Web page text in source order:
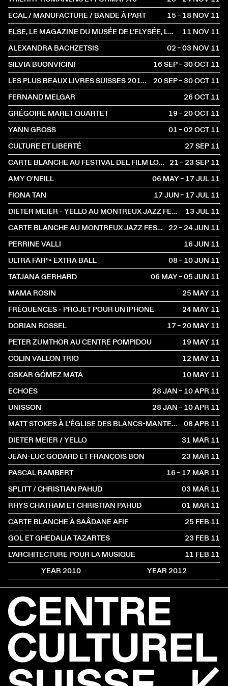
ECAL / MANUFACTURE / BANDE À PART
15 – 18 NOV2011
ELSE, LE MAGAZINE DU MUSÉE DE L’ELYSÉE, LAUSANNE
11 NOV2011
ALEXANDRA BACHZETSIS
02 – 03 NOV2011
SILVIA BUONVICINI
16 SEP – 30 OCT2011
LES PLUS BEAUX LIVRES SUISSES 2010 À LA LIBRAIRIE
20 SEP – 30 OCT2011
FERNAND MELGAR
26 OCT2011
GRÉGOIRE MARET QUARTET
19 – 20 OCT2011
YANN GROSS
01 – 02 OCT2011
CULTURE ET LIBERTÉ
27 SEP2011
CARTE BLANCHE AU FESTIVAL DEL FILM LOCARNO 21 – 23 SEP2011
AMY O'NEILL
06 MAY – 17 JUL2011
FIONA TAN
17 JUN – 17 JUL2011
DIETER MEIER - YELLO AU MONTREUX JAZZ FESTIVAL
13 JUL2011
CARTE BLANCHE AU MONTREUX JAZZ FESTIVAL
22 – 24 JUN2011
PERRINE VALLI
16 JUN2011
ULTRA FAR°• EXTRA BALL
08 – 10 JUN2011
TATJANA GERHARD
06 MAY – 05 JUN2011
MAMA ROSIN
25 MAY2011
FRÉQUENCES - PROJET POUR UN IPHONE
24 MAY2011
DORIAN ROSSEL
17 – 20 MAY2011
PETER ZUMTHOR AU CENTRE POMPIDOU
19 MAY2011
COLIN VALLON TRIO
12 MAY2011
OSKAR GÓMEZ MATA
10 MAY2011
ECHOES
28 JAN – 10 APR2011
UNISSON
28 JAN – 10 APR2011
MATT STOKES À L'ÉGLISE DES BLANCS-MANTEAUX
08 APR2011
DIETER MEIER / YELLO
31 MAR2011
JEAN-LUC GODARD ET FRANÇOIS BON
23 MAR2011
PASCAL RAMBERT
16 – 17 MAR2011
SPLITT / CHRISTIAN PAHUD
03 MAR2011
RHYS CHATHAM ET CHRISTIAN PAHUD
01 MAR2011
CARTE BLANCHE À SAÂDANE AFIF
25 FEB2011
GOL ET GHEDALIA TAZARTES
23 FEB2011
L'ARCHITECTURE POUR LA MUSIQUE
11 FEB2011
YEAR 2010
YEAR 2012